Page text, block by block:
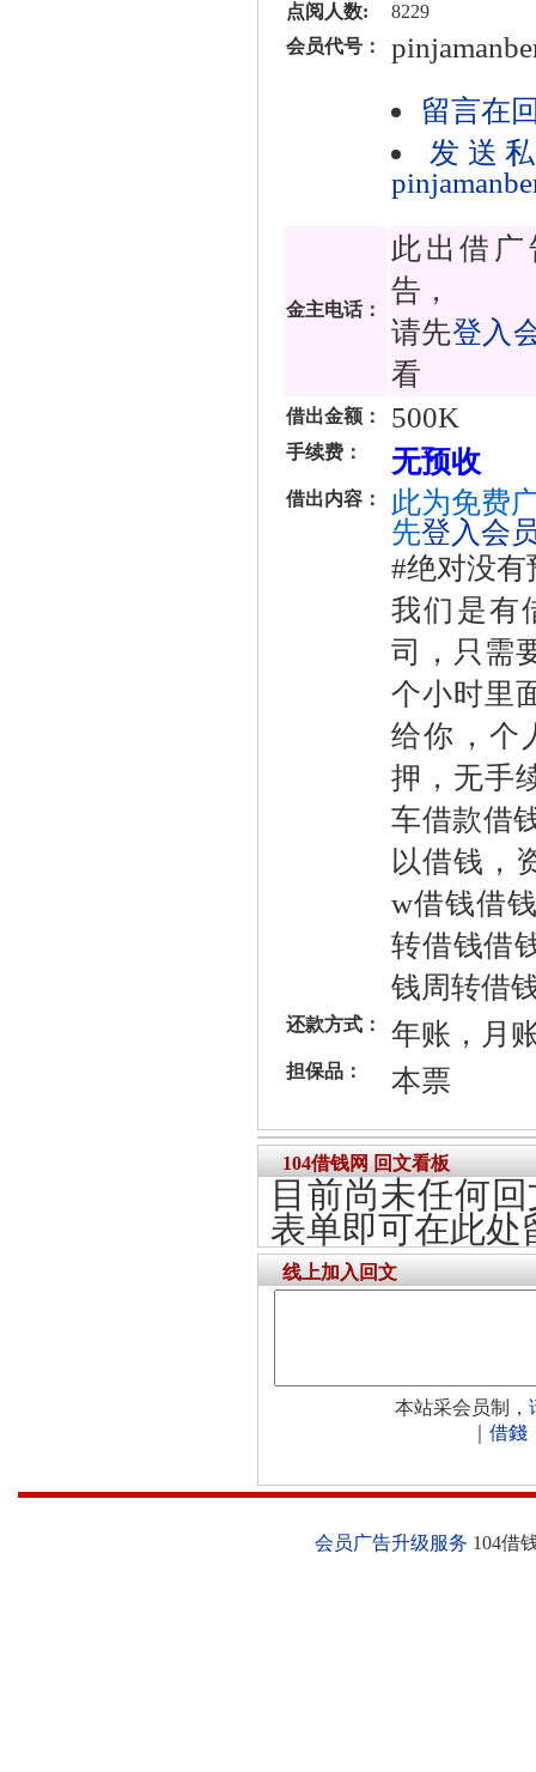
点阅人数:
8229
会员代号：
留言在
发送
金主电话：
此出借
告，
请先登入
看
借出金额： 500K
手续费： 无预收
借出内容：
此为免费
先登入会
#绝对没有
我们是有
司，只需
个小时里
给你，个
押，无手
车借款借
以借钱，
w借钱借
转借钱借
钱周转借
还款方式： 年账，月
担保品： 本票
104借钱网 回文看板
目前尚未任何
表单即可在此处
线上加入回文
本站采会员制，
借錢
会员广告升级服务 104借